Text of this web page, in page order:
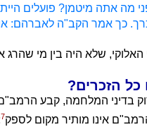
מה אתה מיטמן? פועלים
כך אמר הקב"ה לאברהם:
האלוקי, שלא היה בין מי
כל הזכרים?
בדיני המלחמה, קבע הרמב"ם
אינו מותיר מקום לספק7